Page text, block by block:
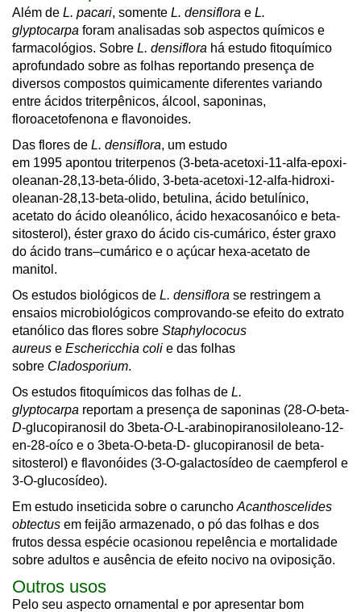
Além de L. pacari, somente L. densiflora e L.
glyptocarpa foram analisadas sob aspectos químicos e
farmacológios. Sobre L. densiflora há estudo fitoquímico
aprofundado sobre as folhas reportando presença de
diversos compostos quimicamente diferentes variando
entre ácidos triterpênicos, álcool, saponinas,
floroacetofenona e flavonoides.
Das flores de L. densiflora, um estudo
em 1995 apontou triterpenos (3-beta-acetoxi-11-alfa-epoxi-
oleanan-28,13-beta-ólido, 3-beta-acetoxi-12-alfa-hidroxi-
oleanan-28,13-beta-olido, betulina, ácido betulínico,
acetato do ácido oleanólico, ácido hexacosanóico e beta-
sitosterol), éster graxo do ácido cis-cumárico, éster graxo
do ácido trans–cumárico e o açúcar hexa-acetato de
manitol.
Os estudos biológicos de L. densiflora se restringem a
ensaios microbiológicos comprovando-se efeito do extrato
etanólico das flores sobre Staphylococus
aureus e Eschericchia coli e das folhas
sobre Cladosporium.
Os estudos fitoquímicos das folhas de L.
glyptocarpa reportam a presença de saponinas (28-O-beta-
D-glucopiranosil do 3beta-O-L-arabinopiranosiloleano-12-
en-28-oíco e o 3beta-O-beta-D- glucopiranosil de beta-
sitosterol) e flavonóides (3-O-galactosídeo de caempferol e
3-O-glucosídeo).
Em estudo inseticida sobre o caruncho Acanthoscelides
obtectus em feijão armazenado, o pó das folhas e dos
frutos dessa espécie ocasionou repelência e mortalidade
sobre adultos e ausência de efeito nocivo na oviposição.
Outros usos
Pelo seu aspecto ornamental e por apresentar bom